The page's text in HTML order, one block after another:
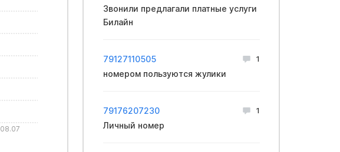
08.07
Звонили предлагали платные услуги
Билайн
79127110505 1
номером пользуются жулики
79176207230 1
Личный номер